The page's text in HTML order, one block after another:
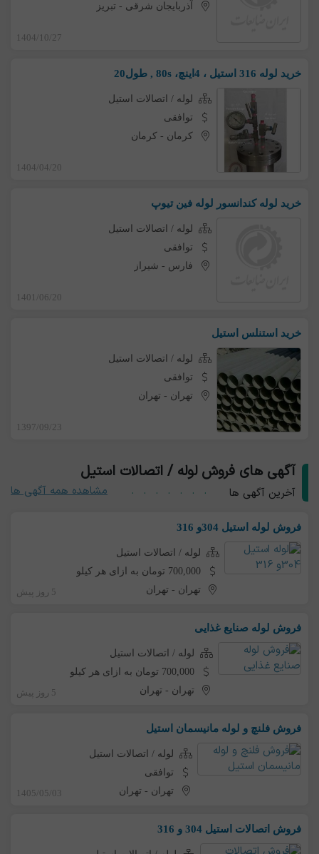
آذربایجان شرقی - تبریز
1404/10/27
خرید لوله 316 استیل ، 4اینچ، 80s , طول20
لوله / اتصالات استیل
توافقی
کرمان - کرمان
1404/04/20
خرید لوله کندانسور لوله فین تیوپ
لوله / اتصالات استیل
توافقی
فارس - شیراز
1401/06/20
خرید استنلس استیل
لوله / اتصالات استیل
توافقی
تهران - تهران
1397/09/23
آگهی های فروش لوله / اتصالات استیل
آخرین آگهی ها مشاهده همه آگهی ها
فروش لوله استیل 304و 316
لوله / اتصالات استیل
700,000 تومان به ازای هر کیلو
تهران -تهران 5 روز پیش
فروش لوله صنایع غذایی
لوله / اتصالات استیل
700,000 تومان به ازای هر کیلو
تهران -تهران 5 روز پیش
فروش فلنچ و لوله مانیسمان استیل
لوله / اتصالات استیل
توافقی
تهران - تهران 1405/05/03
فروش اتصالات استیل 304 و 316